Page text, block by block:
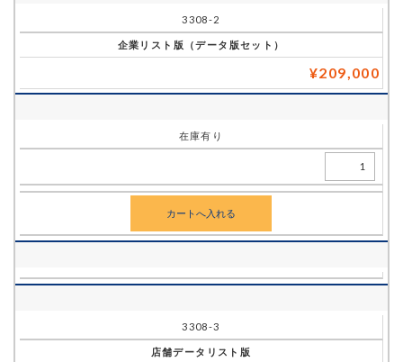
3308-2
企業リスト版（データ版セット）
¥209,000
在庫有り
3308-3
店舗データリスト版